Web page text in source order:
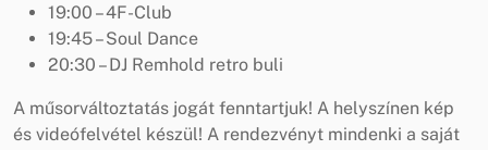
19:00 – 4F-Club
19:45 – Soul Dance
20:30 – DJ Remhold retro buli
A műsorváltoztatás jogát fenntartjuk! A helyszínen kép
és videófelvétel készül! A rendezvényt mindenki a saját